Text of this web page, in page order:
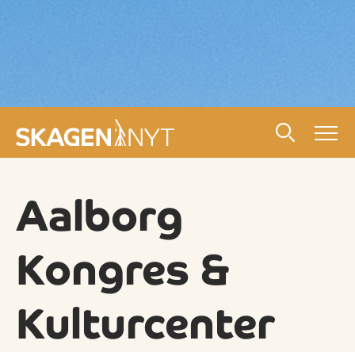
Aalborg
Kongres &
Kulturcenter